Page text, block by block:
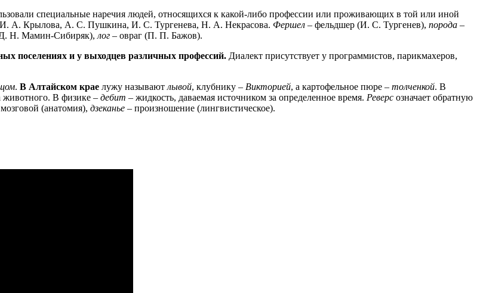
специальные наречия людей, относящихся к какой-либо профессии или проживающих в той или иной
И. А. Крылова, А. С. Пушкина, И. С. Тургенева, Н. А. Некрасова. Фершел – фельдшер (И. С. Тургенев), порода –
Н. Мамин-Сибиряк), лог – овраг (П. П. Бажов).
поселениях и у выходцев различных профессий. Диалект присутствует у программистов, парикмахеров,
. В Алтайском крае лужу называют лывой, клубнику – Викторией, а картофельное пюре – толченкой. В
животного. В физике – дебит – жидкость, даваемая источником за определенное время. Реверс означает обратную
(анатомия), дзеканье – произношение (лингвистическое).